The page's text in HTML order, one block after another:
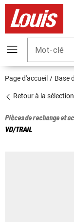
Mot-clé
Page d'accueil Base
Retour à la
Pièces de rechange et
VD/TRAIL